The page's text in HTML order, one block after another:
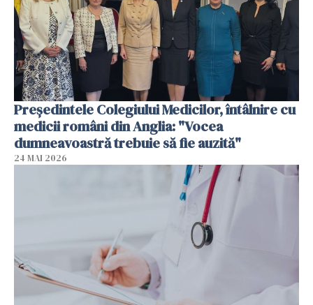
Președintele Colegiului Medicilor, întâlnire cu
medicii români din Anglia: "Vocea
dumneavoastră trebuie să fie auzită"
24 MAI 2026